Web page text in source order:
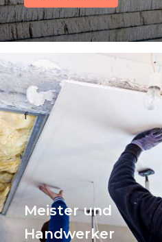
f
Meister und
Handwerker